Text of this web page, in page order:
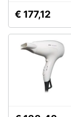
Migliori
prodotti
beauty
Miglior
spazzolino
€ 177,12